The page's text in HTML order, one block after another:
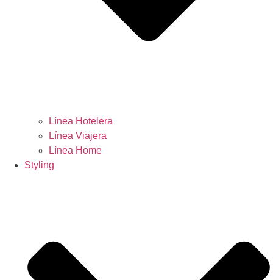
Línea Hotelera
Línea Viajera
Línea Home
Styling